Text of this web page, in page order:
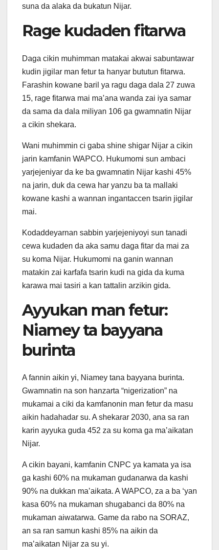
suna da alaka da bukatun Nijar.
Rage kudaden fitarwa
Daga cikin muhimman matakai akwai sabuntawar
kudin jigilar man fetur ta hanyar bututun fitarwa.
Farashin kowane baril ya ragu daga dala 27 zuwa
15, rage fitarwa mai ma’ana wanda zai iya samar
da sama da dala miliyan 106 ga gwamnatin Nijar
a cikin shekara.
Wani muhimmin ci gaba shine shigar Nijar a cikin
jarin kamfanin WAPCO. Hukumomi sun ambaci
yarjejeniyar da ke ba gwamnatin Nijar kashi 45%
na jarin, duk da cewa har yanzu ba ta mallaki
kowane kashi a wannan ingantaccen tsarin jigilar
mai.
Kodaddeyarnan sabbin yarjejeniyoyi sun tanadi
cewa kudaden da aka samu daga fitar da mai za
su koma Nijar. Hukumomi na ganin wannan
matakin zai karfafa tsarin kudi na gida da kuma
karawa mai tasiri a kan tattalin arzikin gida.
Ayyukan man fetur:
Niamey ta bayyana
burinta
A fannin aikin yi, Niamey tana bayyana burinta.
Gwamnatin na son hanzarta “nigerization” na
mukamai a ciki da kamfanonin man fetur da masu
aikin hadahadar su. A shekarar 2030, ana sa ran
karin ayyuka guda 452 za su koma ga ma’aikatan
Nijar.
A cikin bayani, kamfanin CNPC ya kamata ya isa
ga kashi 60% na mukaman gudanarwa da kashi
90% na dukkan ma’aikata. A WAPCO, za a ba ‘yan
kasa 60% na mukaman shugabanci da 80% na
mukaman aiwatarwa. Game da rabo na SORAZ,
an sa ran samun kashi 85% na aikin da
ma’aikatan Nijar za su yi.